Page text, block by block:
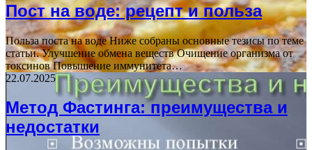
Пост на воде: рецепт и польза
Польза поста на воде Ниже собраны основные тезисы по теме
статьи. Улучшение обмена веществ Очищение организма от
токсинов Повышение иммунитета…
22.07.2025
Метод Фастинга: преимущества и
недостатки